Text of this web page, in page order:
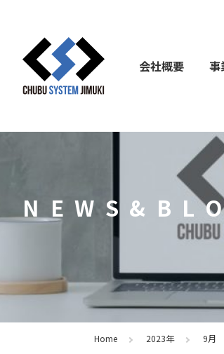
会社概要 事
Home 2023年 9月